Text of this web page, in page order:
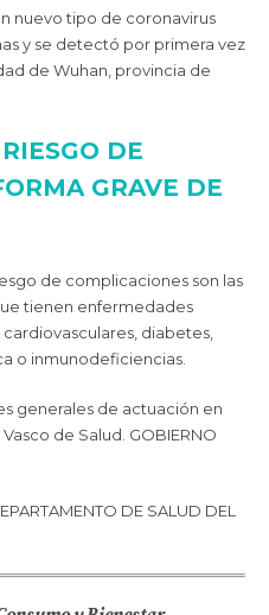
nuevo tipo de coronavirus
y se detectó por primera vez
de Wuhan, provincia de
DE
GRAVE DE
de complicaciones son las
tienen enfermedades
diabetes,
o inmunodeficiencias.
generales de actuación en
de Salud. GOBIERNO
DE SALUD DEL